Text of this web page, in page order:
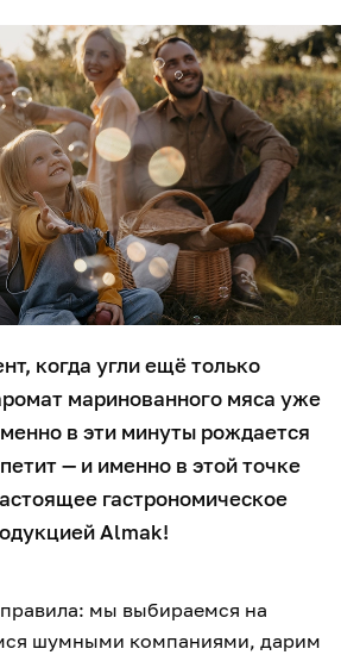
когда угли ещё только
маринованного мяса уже
в эти минуты рождается
— и именно в этой точке
гастрономическое
Almak!
мы выбираемся на
шумными компаниями, дарим